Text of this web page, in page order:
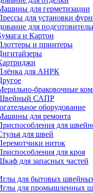
для герметизации
для установки
для
и Картон
и принтеры
для АНРК
браковочные
САПР
оборудование
для ремонта
для
для швей
ниток
для кроя
для запасных частей
для бытовых
для промышленных